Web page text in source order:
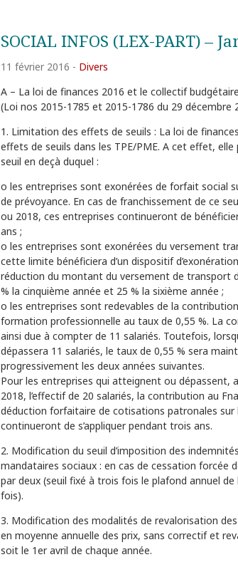
SOCIAL INFOS (LEX-PART) –
11 février 2016 - Divers
A – La loi de finances 2016 et le collectif
(Loi nos 2015-1785 et 2015-1786 du 29 décembre
1. Limitation des effets de seuils : La loi de
effets de seuils dans les TPE/PME. A cet effet,
seuil en deçà duquel :
o les entreprises sont exonérées de forfait social
de prévoyance. En cas de franchissement de ce
ou 2018, ces entreprises continueront de
ans ;
o les entreprises sont exonérées du versement
cette limite bénéficiera d’un dispositif
réduction du montant du versement de transport
% la cinquième année et 25 % la sixième année ;
o les entreprises sont redevables de la
formation professionnelle au taux de 0,55 %. La
ainsi due à compter de 11 salariés. Toutefois,
dépassera 11 salariés, le taux de 0,55 % sera
progressivement les deux années suivantes.
Pour les entreprises qui atteignent ou dépassent,
2018, l’effectif de 20 salariés, la contribution au
déduction forfaitaire de cotisations patronales sur
continueront de s’appliquer pendant trois ans.
2. Modification du seuil d’imposition des
mandataires sociaux : en cas de cessation forcée
par deux (seuil fixé à trois fois le plafond annuel
fois).
3. Modification des modalités de revalorisation
en moyenne annuelle des prix, sans correctif et
soit le 1er avril de chaque année.